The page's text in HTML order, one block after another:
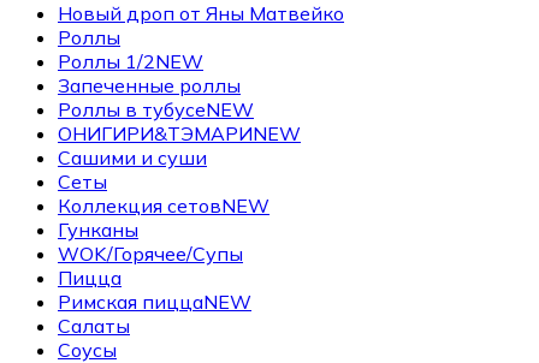
Новый дроп от Яны Матвейко
Роллы
Роллы 1/2NEW
Запеченные роллы
Роллы в тубусеNEW
ОНИГИРИ&ТЭМАРИNEW
Сашими и суши
Сеты
Коллекция сетовNEW
Гунканы
WOK/Горячее/Супы
Пицца
Римская пиццаNEW
Салаты
Соусы